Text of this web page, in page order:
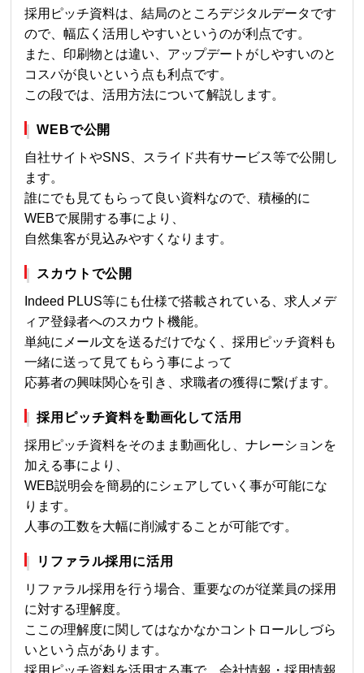
採用ピッチ資料は、結局のところデジタルデータです
ので、幅広く活用しやすいというのが利点です。
また、印刷物とは違い、アップデートがしやすいのと
コスパが良いという点も利点です。
この段では、活用方法について解説します。
WEBで公開
自社サイトやSNS、スライド共有サービス等で公開し
ます。
誰にでも見てもらって良い資料なので、積極的に
WEBで展開する事により、
自然集客が見込みやすくなります。
スカウトで公開
Indeed PLUS等にも仕様で搭載されている、求人メデ
ィア登録者へのスカウト機能。
単純にメール文を送るだけでなく、採用ピッチ資料も
一緒に送って見てもらう事によって
応募者の興味関心を引き、求職者の獲得に繋げます。
採用ピッチ資料を動画化して活用
採用ピッチ資料をそのまま動画化し、ナレーションを
加える事により、
WEB説明会を簡易的にシェアしていく事が可能にな
ります。
人事の工数を大幅に削減することが可能です。
リファラル採用に活用
リファラル採用を行う場合、重要なのが従業員の採用
に対する理解度。
ここの理解度に関してはなかなかコントロールしづら
いという点があります。
採用ピッチ資料を活用する事で、会社情報・採用情報